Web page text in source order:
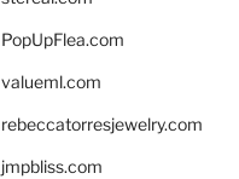
PopUpFlea.com
valueml.com
rebeccatorresjewelry.com
jmpbliss.com